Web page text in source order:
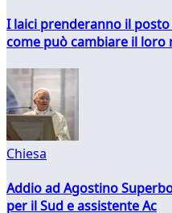
I laici prenderanno il
come può cambiare il loro
Chiesa
Addio ad Agostino
per il Sud e assistente Ac